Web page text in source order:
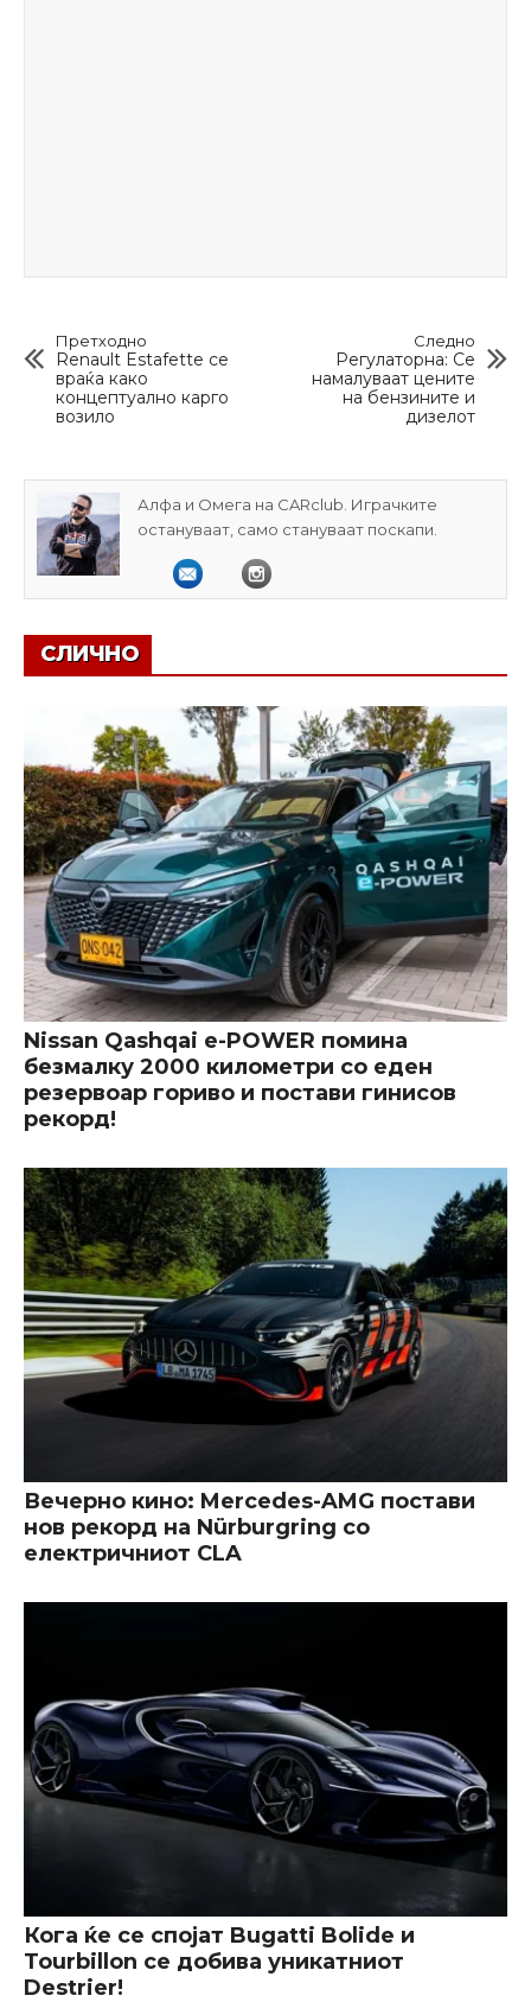
Претходно
Renault Estafette се
враќа како
концептуално карго
возило
Следно
Регулаторна: Се
намалуваат цените
на бензините и
дизелот
Алфа и Омега на CARclub. Играчките
остануваат, само стануваат поскапи.
СЛИЧНО
Nissan Qashqai e-POWER помина
безмалку 2000 километри со еден
резервоар гориво и постави гинисов
рекорд!
Вечерно кино: Mercedes-AMG постави
нов рекорд на Nürburgring со
електричниот CLA
Кога ќе се спојат Bugatti Bolide и
Tourbillon се добива уникатниот
Destrier!